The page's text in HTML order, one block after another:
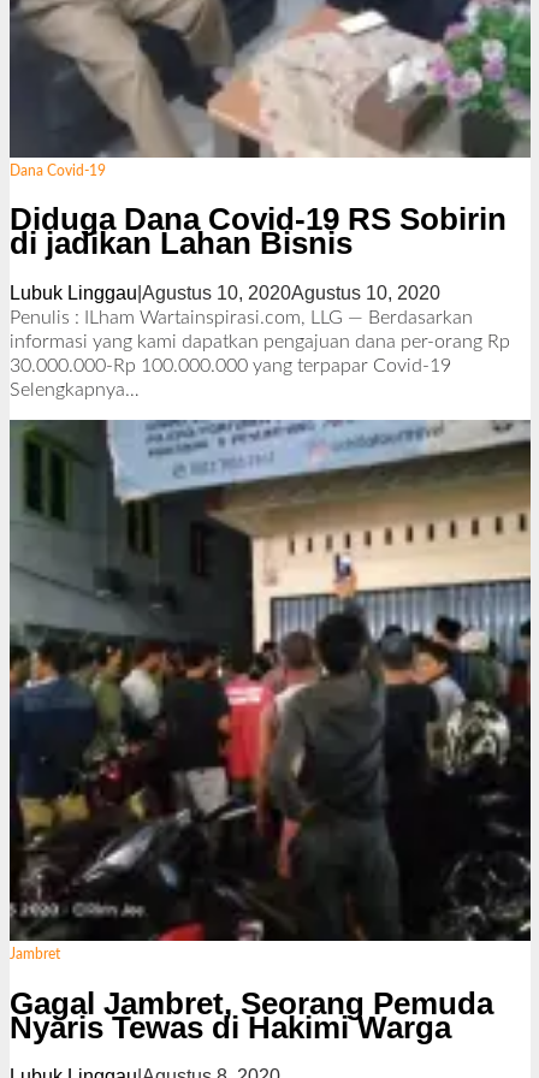
Dana Covid-19
Diduga Dana Covid-19 RS Sobirin
di jadikan Lahan Bisnis
Lubuk Linggau Agustus 10, 2020Agustus 10, 2020o
l
e
h
d
a
k
s
Penulis : ILham Wartainspirasi.com, LLG — Berdasarkan
informasi yang kami dapatkan pengajuan dana per-orang Rp
30.000.000-Rp 100.000.000 yang terpapar Covid-19
Selengkapnya…
Jambret
Gagal Jambret, Seorang Pemuda
Nyaris Tewas di Hakimi Warga